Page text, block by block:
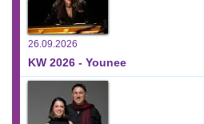
26.09.2026
KW 2026 - Younee